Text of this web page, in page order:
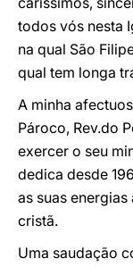
todos vós nesta
na qual São
qual tem longa
A minha
Pároco, Rev.do
exercer o seu
dedica desde
as suas
cristã.
Uma saudação